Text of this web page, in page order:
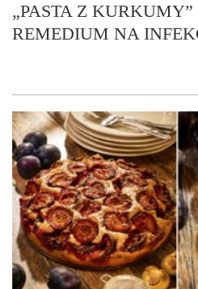
„PASTA Z
REMEDIUM NA